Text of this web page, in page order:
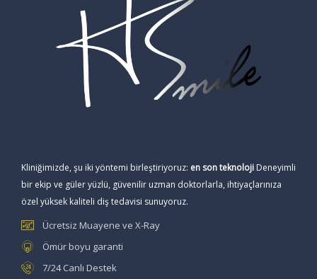
Kliniğimizde, şu iki yöntemi birleştiriyoruz: en son teknoloji Deneyimli
bir ekip ve güler yüzlü, güvenilir uzman doktorlarla, ihtiyaçlarınıza
özel yüksek kaliteli diş tedavisi sunuyoruz.
Ücretsiz Muayene ve X-Ray
Ömür boyu garanti
7/24 Canlı Destek